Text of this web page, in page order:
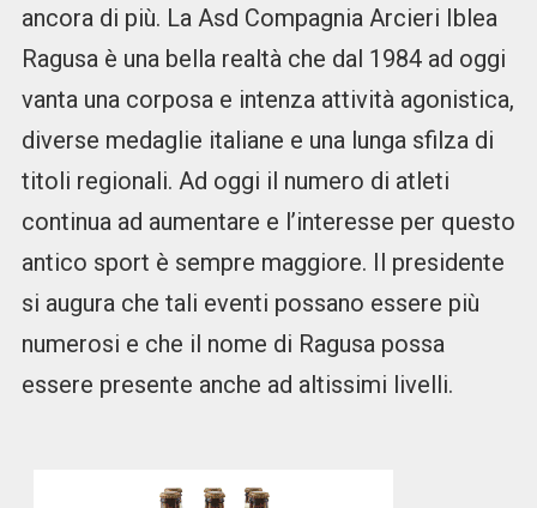
ancora di più. La Asd Compagnia Arcieri Iblea
Ragusa è una bella realtà che dal 1984 ad oggi
vanta una corposa e intenza attività agonistica,
diverse medaglie italiane e una lunga sfilza di
titoli regionali. Ad oggi il numero di atleti
continua ad aumentare e l’interesse per questo
antico sport è sempre maggiore. Il presidente
si augura che tali eventi possano essere più
numerosi e che il nome di Ragusa possa
essere presente anche ad altissimi livelli.